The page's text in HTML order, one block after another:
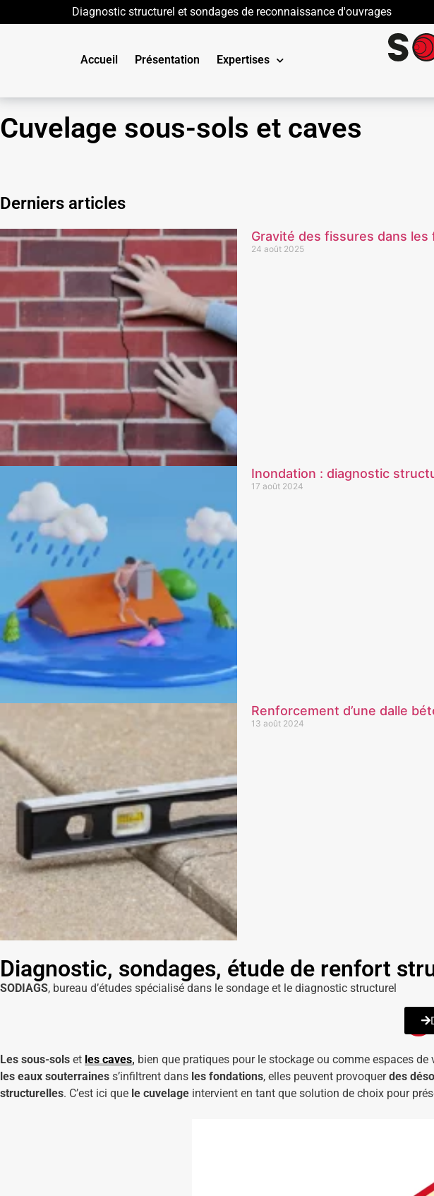
Diagnostic structurel et sondages de reconnaissance d'ouvrages
Accueil Présentation Expertises
Cuvelage sous-sols et caves
Derniers articles
Gravité des fissures dans les
24 août 2025
Inondation : diagnostic
17 août 2024
Renforcement d’une dalle
13 août 2024
Diagnostic, sondages, étude de renfort
SODIAGS, bureau d’études spécialisé dans le sondage et le diagnostic structurel
Les sous-sols et les caves, bien que pratiques pour le stockage ou comme espaces
les eaux souterraines s’infiltrent dans les fondations, elles peuvent provoquerdes
structurelles. C’est ici que le cuvelage intervient en tant que solution de choix pour